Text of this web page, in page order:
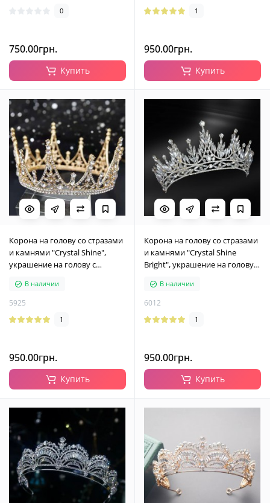
0
750.00грн.
Купить
1
950.00грн.
Купить
Корона на голову со стразами
и камнями "Crystal Shine",
украшение на голову с
В наличии
5925
1
950.00грн.
Купить
Корона на голову со стразами
и камнями "Crystal Shine
Bright", украшение на голову с
В наличии
6012
1
950.00грн.
Купить